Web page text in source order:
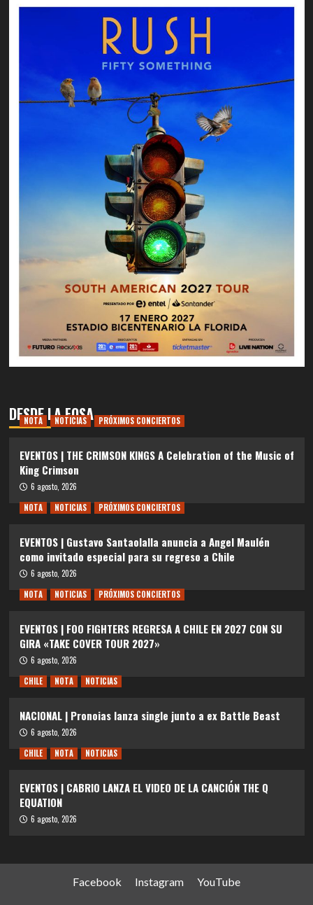
DESDE LA FOSA
NOTA NOTICIAS PRÓXIMOS CONCIERTOS
EVENTOS | THE CRIMSON KINGS A Celebration of the Music of
King Crimson
6 agosto, 2026
NOTA
NOTICIAS PRÓXIMOS CONCIERTOS
EVENTOS | Gustavo Santaolalla anuncia a Angel Maulén
como invitado especial para su regreso a Chile
6 agosto, 2026
NOTA
NOTICIAS PRÓXIMOS CONCIERTOS
EVENTOS | FOO FIGHTERS REGRESA A CHILE EN 2027 CON SU
GIRA «TAKE COVER TOUR 2027»
6 agosto, 2026
CHILE
NOTA NOTICIAS
NACIONAL | Pronoias lanza single junto a ex Battle Beast
6 agosto, 2026
CHILE
NOTA NOTICIAS
EVENTOS | CABRIO LANZA EL VIDEO DE LA CANCIÓN THE Q
EQUATION
6 agosto, 2026
Facebook Instagram YouTube